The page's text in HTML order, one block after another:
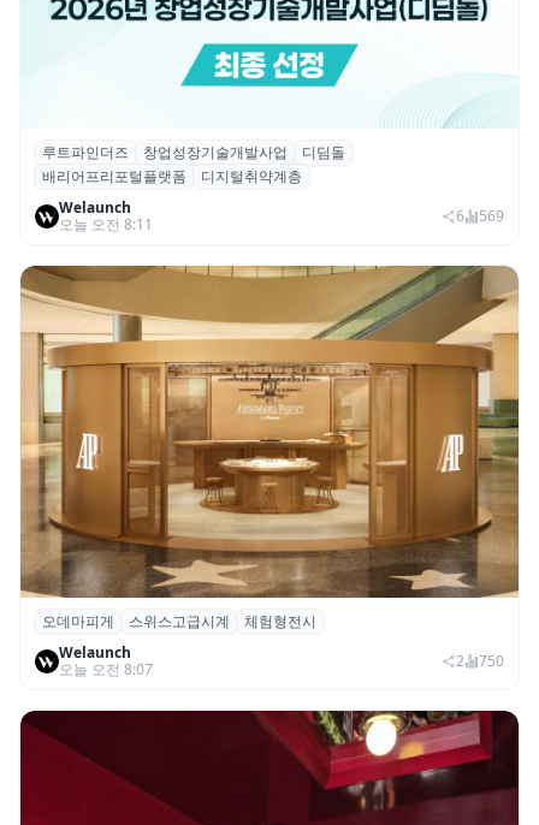
루트파인더즈, ‘2026 창업성장기술개발사업
(디딤돌)’ 선정
루트파인더즈 창업성장기술개발사업
디딤돌
배리어프리포털플랫폼
디지털취약계층
Welaunch
오늘 오전 8:11
6 569
오데마 피게, 부산 신세계 센텀시티서 체험
형 전시 ‘시간을 빚다’ 개최
오데마피게 스위스고급시계
체험형전시
Welaunch
오늘 오전 8:07
2 750